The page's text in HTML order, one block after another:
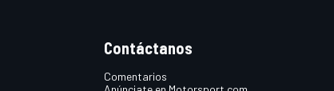
Contáctanos
Comentarios